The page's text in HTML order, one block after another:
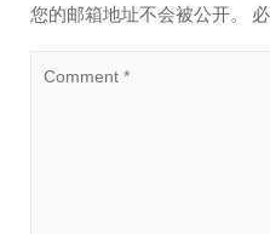
您的邮箱地址不会被公开。